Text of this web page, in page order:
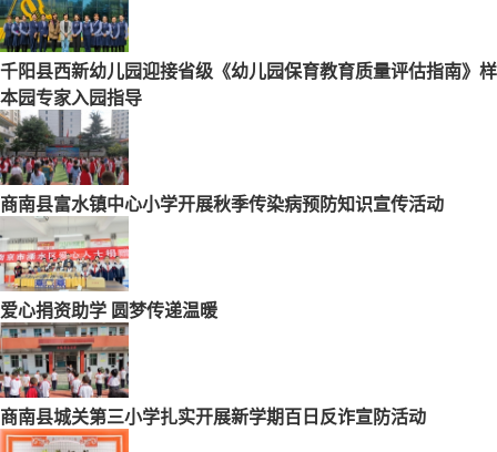
千阳县西新幼儿园迎接省级《幼儿园保育教育质量评估指南》样
本园专家入园指导
商南县富水镇中心小学开展秋季传染病预防知识宣传活动
爱心捐资助学 圆梦传递温暖
商南县城关第三小学扎实开展新学期百日反诈宣防活动